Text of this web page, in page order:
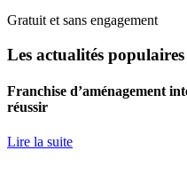
Gratuit et sans engagement
Les actualités populaires
Franchise d’aménagement
réussir
Lire la suite